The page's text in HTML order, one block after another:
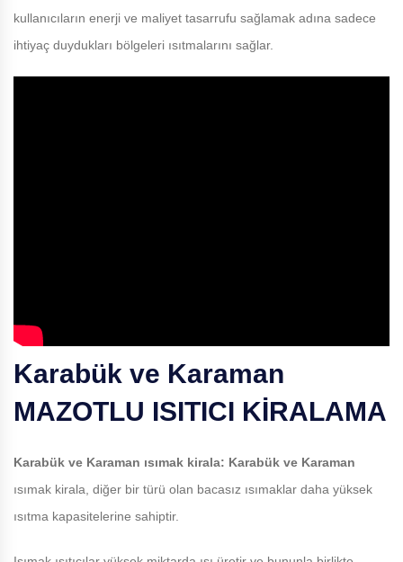
kullanıcıların enerji ve maliyet tasarrufu sağlamak adına sadece
ihtiyaç duydukları bölgeleri ısıtmalarını sağlar.
Karabük ve Karaman
MAZOTLU ISITICI KİRALAMA
Karabük ve Karaman ısımak kirala: Karabük ve Karaman
ısımak kirala, diğer bir türü olan bacasız ısımaklar daha yüksek
ısıtma kapasitelerine sahiptir.